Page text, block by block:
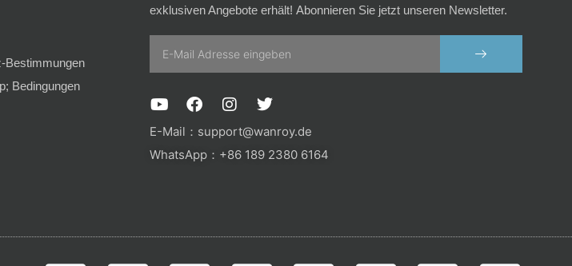
Bestimmungen
Bedingungen
exklusiven Angebote erhält! Abonnieren Sie jetzt unseren Newsletter.
SENDEN
Y
o
u
u
F
a
c
b
I
n
s
a
T
w
i
t
E-Mail： support@wanroy.de
WhatsApp：+86 189 2380 6164